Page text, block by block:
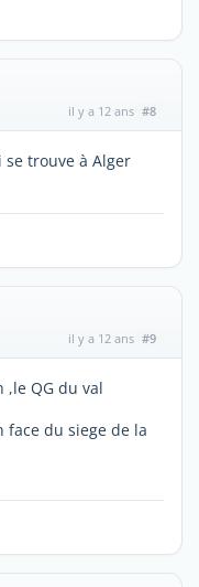
il y a 12 ans #8
trouve à Alger
il y a 12 ans #9
QG du val
face du siege de la